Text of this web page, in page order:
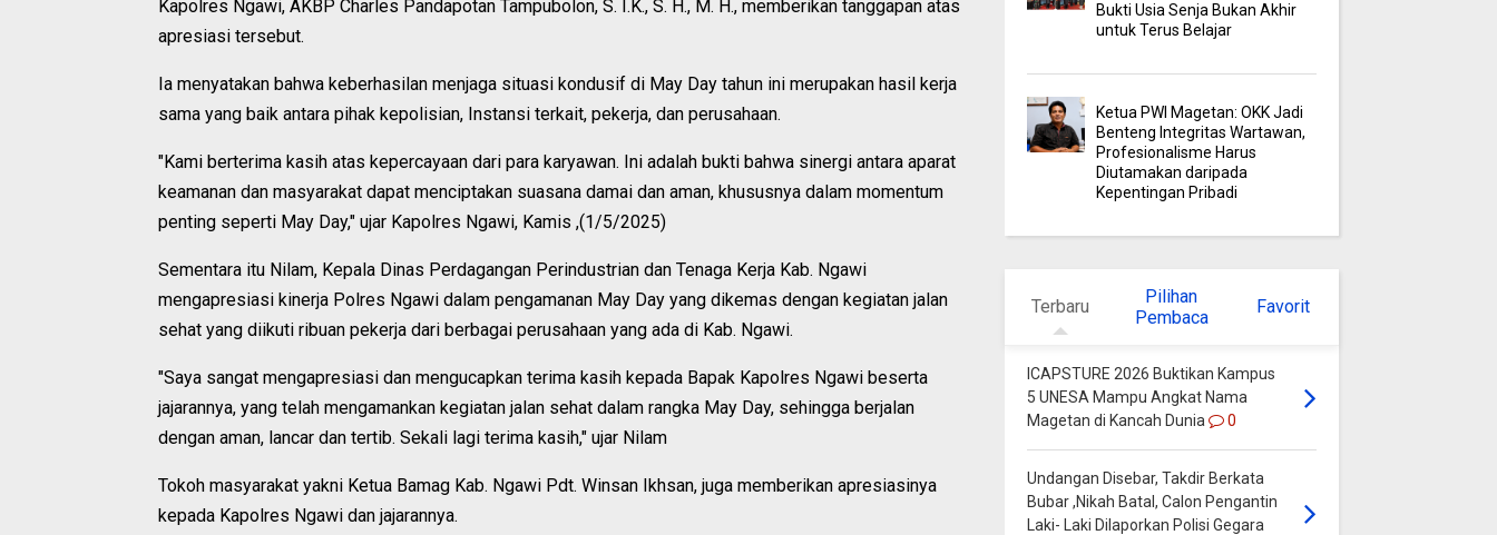
Kapolres Ngawi, AKBP Charles Pandapotan Tampubolon, S. I.K., S. H., M. H., memberikan tanggapan atas
apresiasi tersebut.
Ia menyatakan bahwa keberhasilan menjaga situasi kondusif di May Day tahun ini merupakan hasil kerja
sama yang baik antara pihak kepolisian, Instansi terkait, pekerja, dan perusahaan.
"Kami berterima kasih atas kepercayaan dari para karyawan. Ini adalah bukti bahwa sinergi antara aparat
keamanan dan masyarakat dapat menciptakan suasana damai dan aman, khususnya dalam momentum
penting seperti May Day," ujar Kapolres Ngawi, Kamis ,(1/5/2025)
Sementara itu Nilam, Kepala Dinas Perdagangan Perindustrian dan Tenaga Kerja Kab. Ngawi
mengapresiasi kinerja Polres Ngawi dalam pengamanan May Day yang dikemas dengan kegiatan jalan
sehat yang diikuti ribuan pekerja dari berbagai perusahaan yang ada di Kab. Ngawi.
"Saya sangat mengapresiasi dan mengucapkan terima kasih kepada Bapak Kapolres Ngawi beserta
jajarannya, yang telah mengamankan kegiatan jalan sehat dalam rangka May Day, sehingga berjalan
dengan aman, lancar dan tertib. Sekali lagi terima kasih," ujar Nilam
Tokoh masyarakat yakni Ketua Bamag Kab. Ngawi Pdt. Winsan Ikhsan, juga memberikan apresiasinya
kepada Kapolres Ngawi dan jajarannya.
Bukti Usia Senja Bukan Akhir
untuk Terus Belajar
Ketua PWI Magetan: OKK Jadi
Benteng Integritas Wartawan,
Profesionalisme Harus
Diutamakan daripada
Kepentingan Pribadi
Terbaru
Pilihan
Pembaca
Favorit
ICAPSTURE 2026 Buktikan Kampus
5 UNESA Mampu Angkat Nama
Magetan di Kancah Dunia
0
Undangan Disebar, Takdir Berkata
Bubar ,Nikah Batal, Calon Pengantin
Laki- Laki Dilaporkan Polisi Gegara